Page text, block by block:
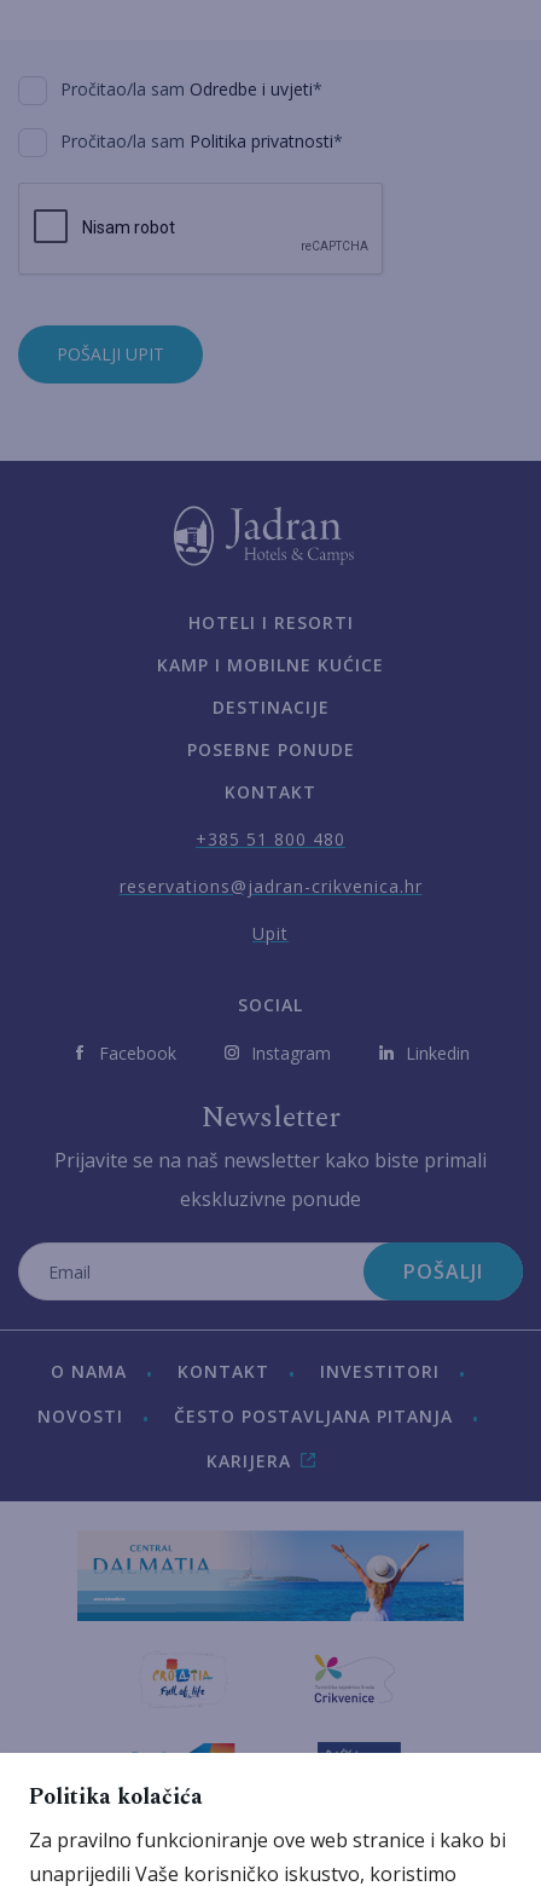
Pročitao/la sam Odredbe i uvjeti*
Pročitao/la sam Politika privatnosti*
POŠALJI UPIT
HOTELI I RESORTI
KAMP I MOBILNE KUĆICE
DESTINACIJE
POSEBNE PONUDE
KONTAKT
+385 51 800 480
reservations@jadran-crikvenica.hr
Upit
SOCIAL
Facebook Instagram Linkedin
Newsletter
Prijavite se na naš newsletter kako biste primali
ekskluzivne ponude
POŠALJI
O NAMA KONTAKT
INVESTITORI
NOVOSTI
ČESTO POSTAVLJANA PITANJA
KARIJERA
Politika kolačića
Za pravilno funkcioniranje ove web stranice i kako bi
unaprijedili Vaše korisničko iskustvo, koristimo